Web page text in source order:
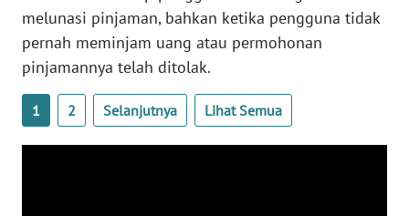
melunasi pinjaman, bahkan ketika pengguna tidak
pernah meminjam uang atau permohonan
pinjamannya telah ditolak.
1 2 Selanjutnya Lihat Semua
WN
PAPUA
WN
PAPUA
BARAT